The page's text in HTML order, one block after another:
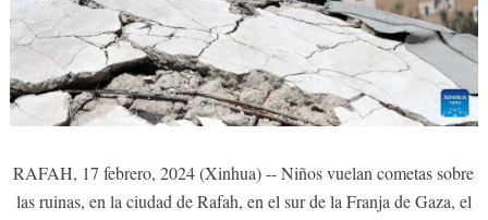
RAFAH, 17 febrero, 2024 (Xinhua) -- Niños vuelan cometas sobre
las ruinas, en la ciudad de Rafah, en el sur de la Franja de Gaza, el